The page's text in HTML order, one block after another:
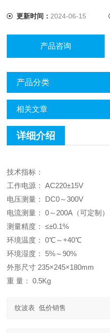
记录。
更新时间： 2024-06-15
产品咨询
产品分类
相关文章
详细介绍
技术指标：
工作电源： AC220±15V
电压测量： DC0～300V
电流测量： 0～200A（可定制）
测量精度： ≤±0.1%
环境温度： 0℃～+40℃
环境湿度： 5%～90%
外形尺寸 235×245×180mm
重 量： 0.5Kg